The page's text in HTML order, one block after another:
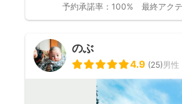
予約承諾率： 100% 最終アク
のぶ
4.9 (25)男性